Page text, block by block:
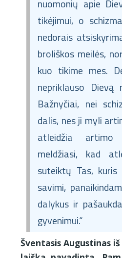
nuomonių apie
tikėjimui, o
nedorais
broliškos meilės,
kuo tikime mes.
nepriklauso Dievą
Bažnyčiai, nei
dalis, nes ji myli
atleidžia artimo
meldžiasi, kad
suteiktų Tas,
savimi,
dalykus ir
gyvenimui.“
Šventasis Augustinas